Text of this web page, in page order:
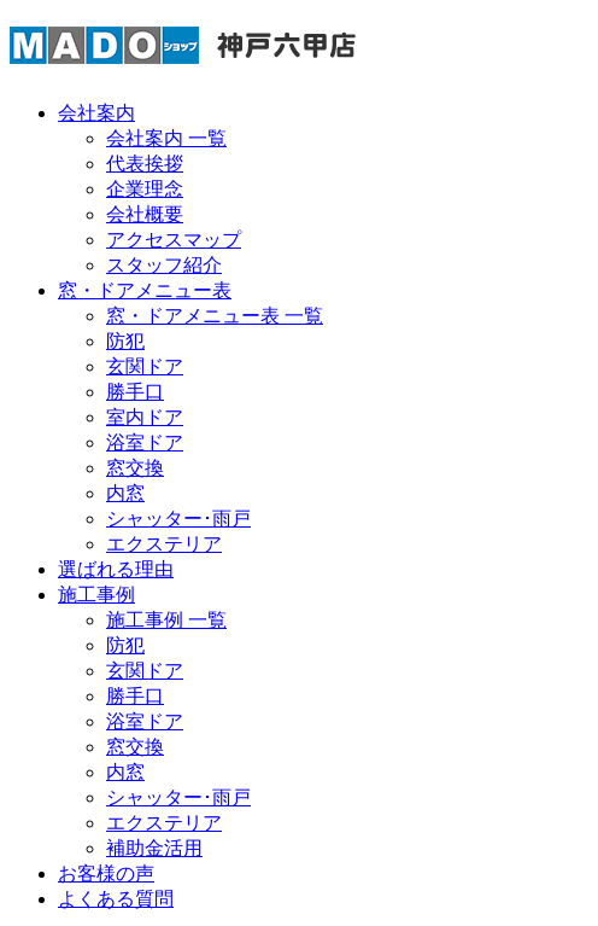
会社案内
会社案内 一覧
代表挨拶
企業理念
会社概要
アクセスマップ
スタッフ紹介
窓・ドアメニュー表
窓・ドアメニュー表 一覧
防犯
玄関ドア
勝手口
室内ドア
浴室ドア
窓交換
内窓
シャッター･雨戸
エクステリア
選ばれる理由
施工事例
施工事例 一覧
防犯
玄関ドア
勝手口
浴室ドア
窓交換
内窓
シャッター･雨戸
エクステリア
補助金活用
お客様の声
よくある質問